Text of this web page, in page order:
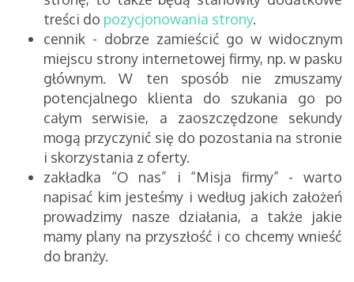
treści do pozycjonowania strony.
cennik - dobrze zamieścić go w widocznym
miejscu strony internetowej firmy, np. w pasku
głównym. W ten sposób nie zmuszamy
potencjalnego klienta do szukania go po
całym serwisie, a zaoszczędzone sekundy
mogą przyczynić się do pozostania na stronie
i skorzystania z oferty.
zakładka “O nas” i “Misja firmy” - warto
napisać kim jesteśmy i według jakich założeń
prowadzimy nasze działania, a także jakie
mamy plany na przyszłość i co chcemy wnieść
do branży.